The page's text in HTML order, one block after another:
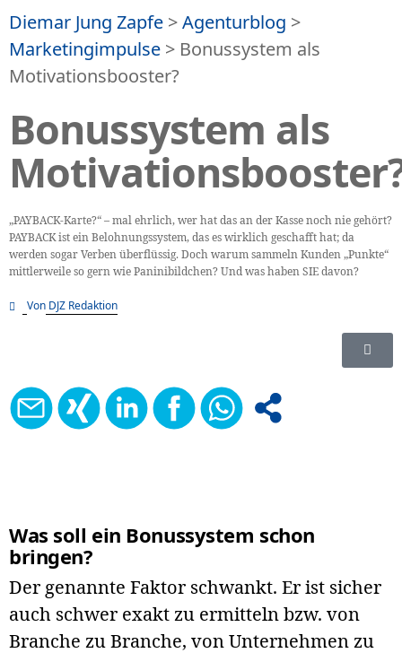
Diemar Jung Zapfe >Agenturblog >
Marketingimpulse > Bonussystem als
Motivationsbooster?
Bonussystem als
„PAYBACK-Karte?“ – mal ehrlich, wer hat das an der Kasse noch nie gehört?
PAYBACK ist ein Belohnungssystem, das es wirklich geschafft hat; da
werden sogar Verben überflüssig. Doch warum sammeln Kunden „Punkte“
mittlerweile so gern wie Paninibildchen? Und was haben SIE davon?
Von DJZ Redaktion
Was soll ein Bonussystem schon
bringen?
Der genannte Faktor schwankt. Er ist sicher
auch schwer exakt zu ermitteln bzw. von
Branche zu Branche, von Unternehmen zu